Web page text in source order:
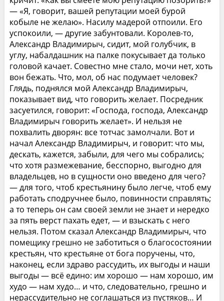
— «Я, говорит, вашей репутации моей бурой
кобыле не желаю». Насилу мадерой отпоили. Его
успокоили, — другие забунтовали. Королев-то,
Александр Владимирыч, сидит, мой голубчик, в
углу, набалдашник на палке покусывает да только
головой качает. Совестно мне стало, мочи нет, хоть
вон бежать. Что, мол, об нас подумает человек?
Глядь, поднялся мой Александр Владимирыч,
показывает вид, что говорить желает. Посредник
засуетился, говорит: «Господа, господа, Александр
Владимирыч говорить желает». И нельзя не
похвалить дворян: все тотчас замолчали. Вот и
начал Александр Владимирыч, и говорит: что мы,
дескать, кажется, забыли, для чего мы собрались;
что хотя размежевание, бесспорно, выгодно для
владельцев, но в сущности оно введено для чего?
— для того, чтоб крестьянину было легче, чтоб ему
работать сподручнее было, повинности справлять;
а то теперь он сам своей земли не знает и нередко
за пять верст пахать едет, — и взыскать с него
нельзя. Потом сказал Александр Владимирыч, что
помещику грешно не заботиться о благосостоянии
крестьян, что крестьяне от бога поручены, что,
наконец, если здраво рассудить, их выгоды и наши
выгоды — всё едино: им хорошо — нам хорошо, им
худо — нам худо… и что, следовательно, грешно и
нерассудительно не соглашаться из пустяков… И